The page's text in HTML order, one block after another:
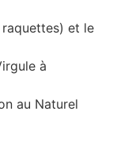
et le
à
au Naturel